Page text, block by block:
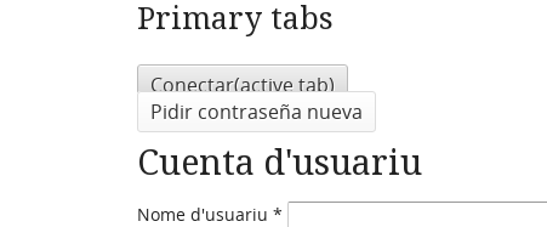
Primary tabs
Conectar(active tab)
Pidir contraseña nueva
Cuenta d'usuariu
Nome d'usuariu *